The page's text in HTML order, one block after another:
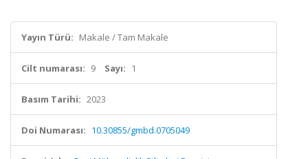
Yayın Türü: Makale / Tam Makale
Cilt numarası: 9 Sayı: 1
Basım Tarihi: 2023
Doi Numarası: 10.30855/gmbd.0705049